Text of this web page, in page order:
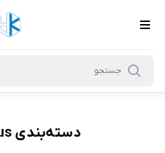
دسته‌بندی iPhone 7plus